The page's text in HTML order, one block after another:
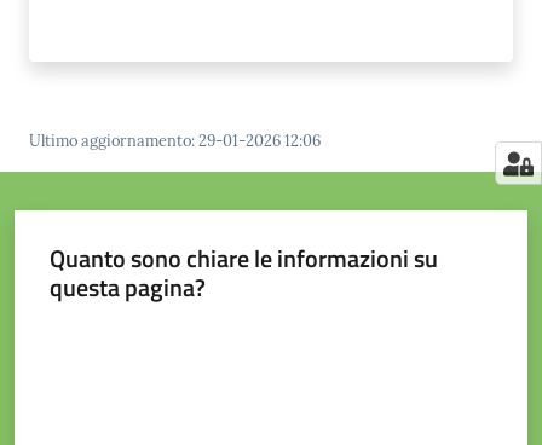
Ultimo aggiornamento:29-01-2026 12:06
Quanto sono chiare le informazioni su
questa pagina?